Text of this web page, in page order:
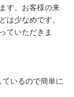
す。お客様の来
は少なめです。
ていただきま
いるので簡単に